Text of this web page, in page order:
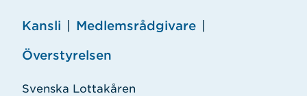
Kansli Medlemsrådgivare
Överstyrelsen
Svenska Lottakåren